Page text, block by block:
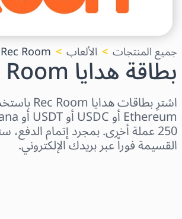
جميع المنتجات الألعاب Rec Room بطاقة هدايا Rec Room
250 عملة أخرى. بمجرد إتمام الدفع،
القسيمة فوراً عبر بريدك الإلكتروني.